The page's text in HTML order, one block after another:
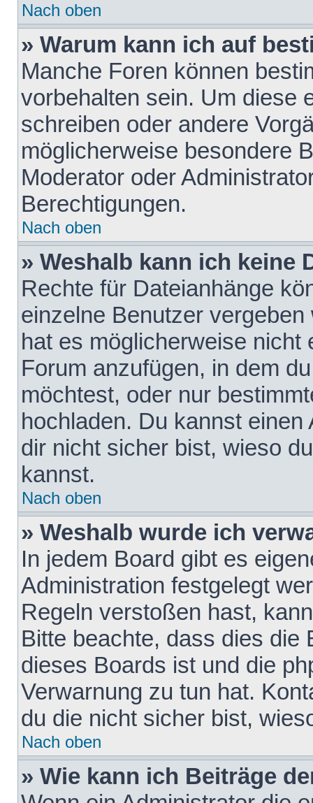
Nach oben
» Warum kann ich auf
Manche Foren können
vorbehalten sein. Um diese
schreiben oder andere
möglicherweise besondere
Moderator oder
Berechtigungen.
Nach oben
» Weshalb kann ich keine
Rechte für Dateianhänge
einzelne Benutzer
hat es möglicherweise nicht
Forum anzufügen, in dem
möchtest, oder nur
hochladen. Du kannst
dir nicht sicher bist, wieso
kannst.
Nach oben
» Weshalb wurde ich
In jedem Board gibt es
Administration festgelegt
Regeln verstoßen hast,
Bitte beachte, dass dies die
dieses Boards ist und die
Verwarnung zu tun hat.
du die nicht sicher bist,
Nach oben
» Wie kann ich Beiträge